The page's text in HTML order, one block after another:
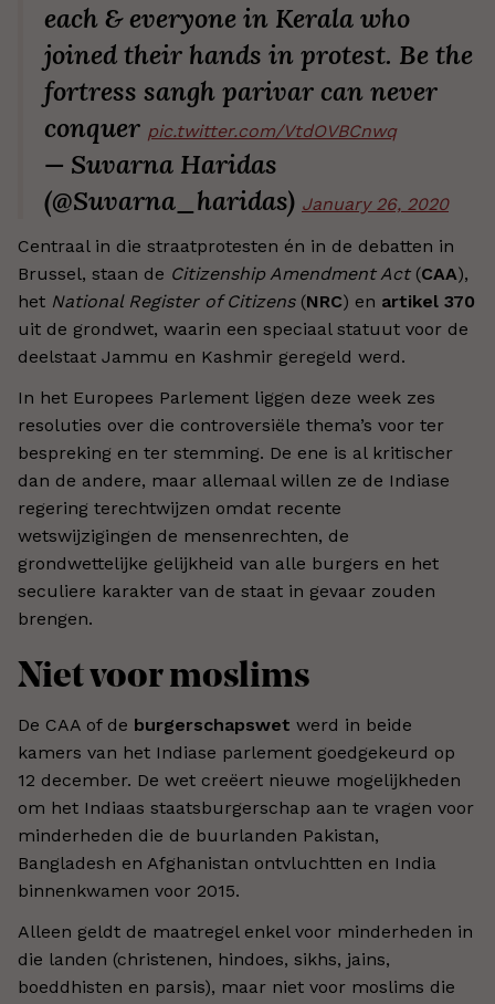
each & everyone in Kerala who
joined their hands in protest. Be the
fortress sangh parivar can never
conquer pic.twitter.com/VtdOVBCnwq
— Suvarna Haridas
(@Suvarna_haridas) January 26, 2020
Centraal in die straatprotesten én in de debatten in
Brussel, staan de Citizenship Amendment Act(CAA),
het National Register of Citizens(NRC) en artikel 370
uit de grondwet, waarin een speciaal statuut voor de
deelstaat Jammu en Kashmir geregeld werd.
In het Europees Parlement liggen deze week zes
resoluties over die controversiële thema’s voor ter
bespreking en ter stemming. De ene is al kritischer
dan de andere, maar allemaal willen ze de Indiase
regering terechtwijzen omdat recente
wetswijzigingen de mensenrechten, de
grondwettelijke gelijkheid van alle burgers en het
seculiere karakter van de staat in gevaar zouden
brengen.
Niet voor moslims
De CAA of de burgerschapswet werd in beide
kamers van het Indiase parlement goedgekeurd op
12 december. De wet creëert nieuwe mogelijkheden
om het Indiaas staatsburgerschap aan te vragen voor
minderheden die de buurlanden Pakistan,
Bangladesh en Afghanistan ontvluchtten en India
binnenkwamen voor 2015.
Alleen geldt de maatregel enkel voor minderheden in
die landen (christenen, hindoes, sikhs, jains,
boeddhisten en parsis), maar niet voor moslims die